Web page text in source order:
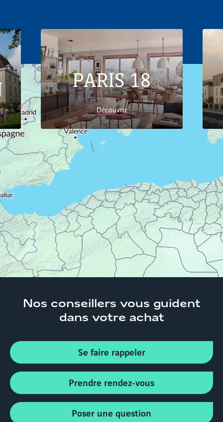
PARIS 18
Découvrir
Accueil Trouver son logement
Côte-d'Azur
Appartements neufs Cavalaire-
sur-Mer 83240
Nos conseillers vous guident
dans votre achat
Se faire rappeler
Prendre rendez-vous
Poser une question